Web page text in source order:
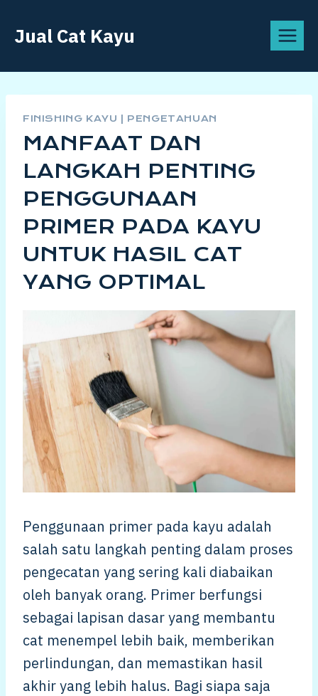
Jual Cat Kayu
FINISHING KAYU PENGETAHUAN
MANFAAT DAN
LANGKAH PENTING
PENGGUNAAN
PRIMER PADA KAYU
UNTUK HASIL CAT
YANG OPTIMAL
Penggunaan primer pada kayu adalah
salah satu langkah penting dalam proses
pengecatan yang sering kali diabaikan
oleh banyak orang. Primer berfungsi
sebagai lapisan dasar yang membantu
cat menempel lebih baik, memberikan
perlindungan, dan memastikan hasil
akhir yang lebih halus. Bagi siapa saja